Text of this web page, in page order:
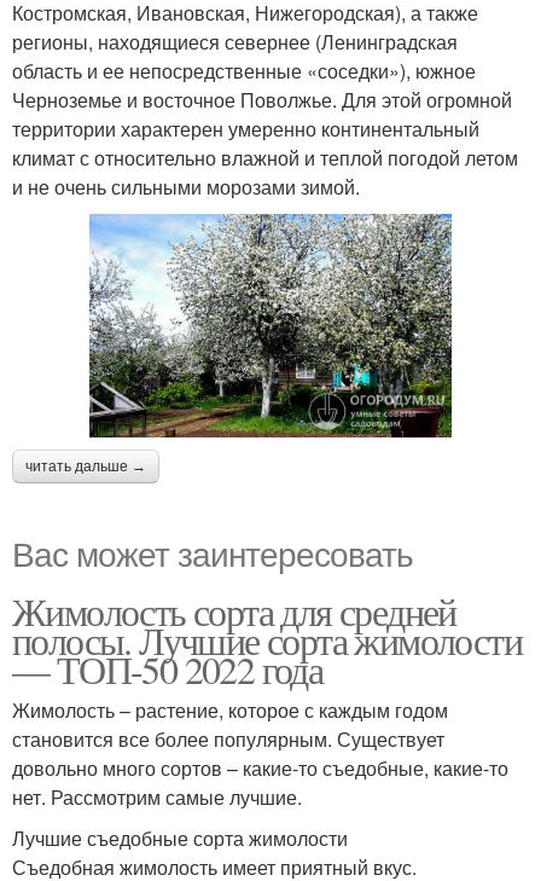
Костромская, Ивановская, Нижегородская), а также
регионы, находящиеся севернее (Ленинградская
область и ее непосредственные «соседки»), южное
Черноземье и восточное Поволжье. Для этой огромной
территории характерен умеренно континентальный
климат с относительно влажной и теплой погодой летом
и не очень сильными морозами зимой.
читать дальше →
Вас может заинтересовать
Жимолость сорта для средней
полосы. Лучшие сорта жимолости
— ТОП-50 2022 года
Жимолость – растение, которое с каждым годом
становится все более популярным. Существует
довольно много сортов – какие-то съедобные, какие-то
нет. Рассмотрим самые лучшие.
Лучшие съедобные сорта жимолости
Съедобная жимолость имеет приятный вкус.